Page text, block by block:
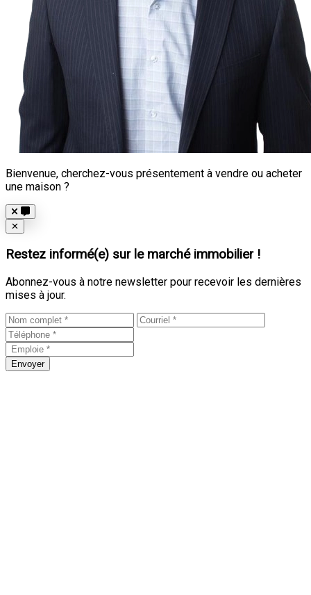
Bienvenue, cherchez-vous présentement à vendre ou acheter
une maison ?
Close
✕
Restez informé(e) sur le marché immobilier !
Abonnez-vous à notre newsletter pour recevoir les dernières
mises à jour.
Envoyer